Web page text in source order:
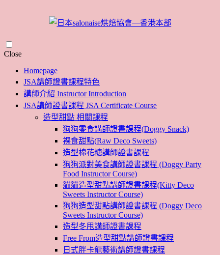
CloseSkip
content
Homepage
JSA講師證書課程特色
講師介紹 Instructor Introduction
JSA講師證書課程 JSA Certificate Course
造型甜點 相關課程
狗狗零食講師證書課程(Doggy Snack)
裸食甜點(Raw Deco Sweets)
造型棉花糖講師證書課程
狗狗派對美食講師證書課程 (Doggy Party
Food Instructor Course)
貓貓造型甜點講師證書課程(Kitty Deco
Sweets Instructor Course)
狗狗造型甜點講師證書課程 (Doggy Deco
Sweets Instructor Course)
造型冬甩講師證書課程
Free From造型甜點講師證書課程
日式胖卡龍藝術講師證書課程